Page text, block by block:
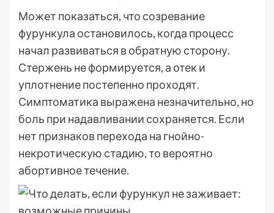
Может показаться, что созревание
фурункула остановилось, когда процесс
начал развиваться в обратную сторону.
Стержень не формируется, а отек и
уплотнение постепенно проходят.
Симптоматика выражена незначительно, но
боль при надавливании сохраняется. Если
нет признаков перехода на гнойно-
некротическую стадию, то вероятно
абортивное течение.